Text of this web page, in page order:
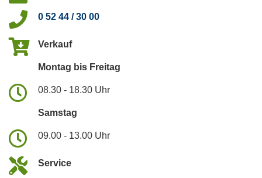
0 52 44 / 30 00
Verkauf
Montag bis Freitag
08.30 - 18.30 Uhr
Samstag
09.00 - 13.00 Uhr
Service